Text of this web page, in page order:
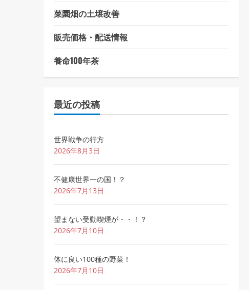
菜園畑の土壌改善
販売価格・配送情報
養命100年茶
最近の投稿
世界戦争の行方
2026年8月3日
不健康世界一の国！？
2026年7月13日
望まない受動喫煙が・・！？
2026年7月10日
体に良い100種の野菜！
2026年7月10日